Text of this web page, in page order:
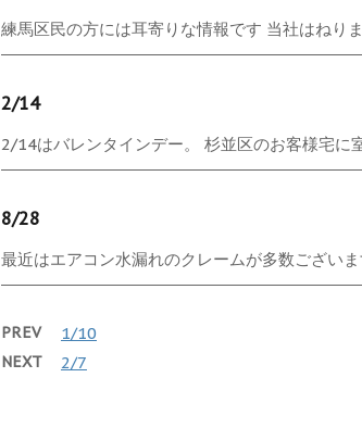
練馬区民の方には耳寄りな情報です 当社はねり
2/14
2/14はバレンタインデー。 杉並区のお客様宅に
8/28
最近はエアコン水漏れのクレームが多数ござい
PREV 1/10
NEXT 2/7